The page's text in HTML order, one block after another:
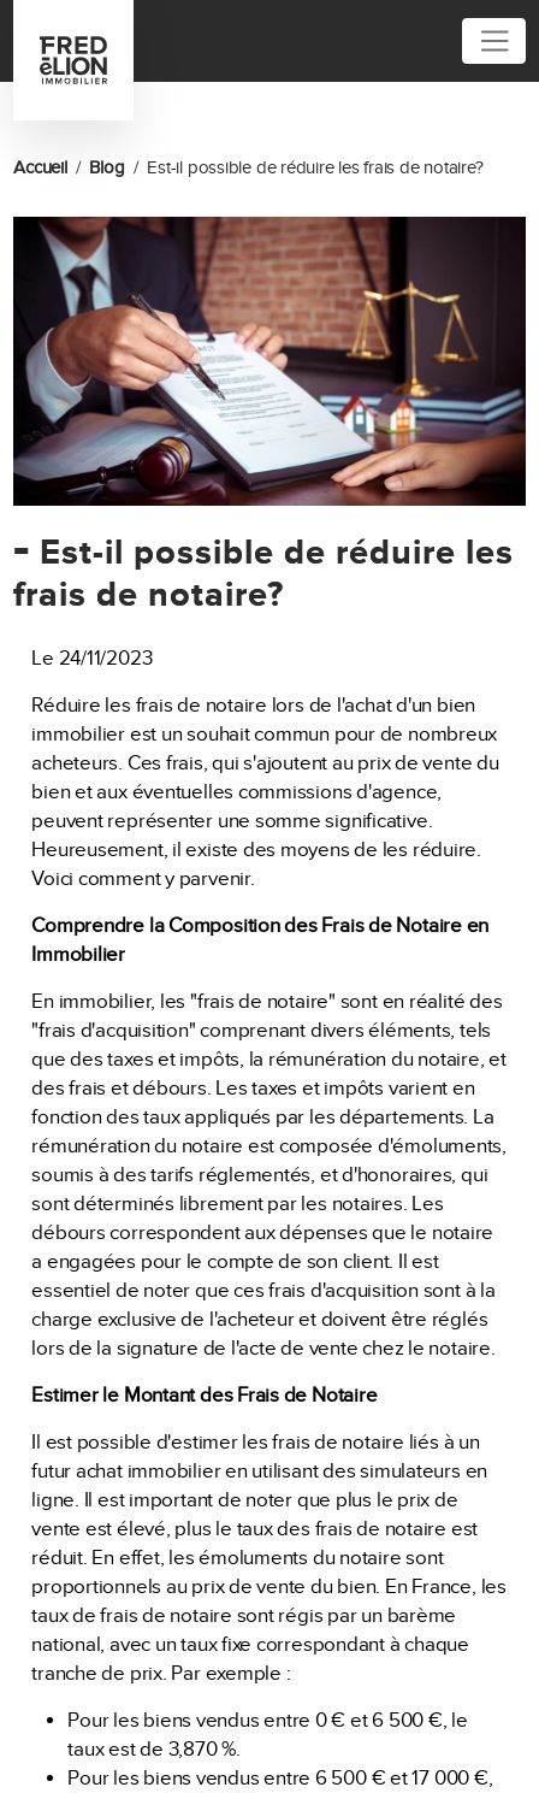
01 83 64 80 00
Accueil Blog Est-il possible de réduire les frais de notaire?
- Est-il possible de réduire les
frais de notaire?
Le 24/11/2023
Réduire les frais de notaire lors de l'achat d'un bien
immobilier est un souhait commun pour de nombreux
acheteurs. Ces frais, qui s'ajoutent au prix de vente du
bien et aux éventuelles commissions d'agence,
peuvent représenter une somme significative.
Heureusement, il existe des moyens de les réduire.
Voici comment y parvenir.
Comprendre la Composition des Frais de Notaire en
Immobilier
En immobilier, les "frais de notaire" sont en réalité des
"frais d'acquisition" comprenant divers éléments, tels
que des taxes et impôts, la rémunération du notaire, et
des frais et débours. Les taxes et impôts varient en
fonction des taux appliqués par les départements. La
rémunération du notaire est composée d'émoluments,
soumis à des tarifs réglementés, et d'honoraires, qui
sont déterminés librement par les notaires. Les
débours correspondent aux dépenses que le notaire
a engagées pour le compte de son client. Il est
essentiel de noter que ces frais d'acquisition sont à la
charge exclusive de l'acheteur et doivent être réglés
lors de la signature de l'acte de vente chez le notaire.
Estimer le Montant des Frais de Notaire
Il est possible d'estimer les frais de notaire liés à un
futur achat immobilier en utilisant des simulateurs en
ligne. Il est important de noter que plus le prix de
vente est élevé, plus le taux des frais de notaire est
réduit. En effet, les émoluments du notaire sont
proportionnels au prix de vente du bien. En France, les
taux de frais de notaire sont régis par un barème
national, avec un taux fixe correspondant à chaque
tranche de prix. Par exemple :
Pour les biens vendus entre 0 € et 6 500 €, le
taux est de 3,870 %.
Pour les biens vendus entre 6 500 € et 17 000 €,